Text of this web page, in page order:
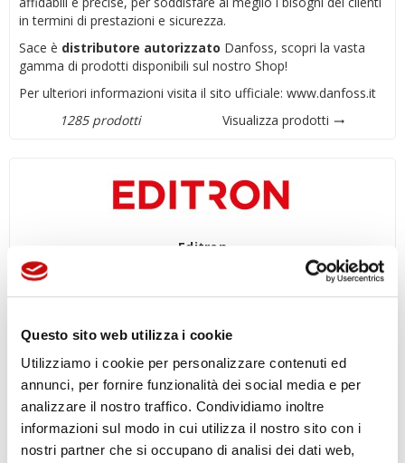
Questo sito web utilizza i cookie
Utilizziamo i cookie per personalizzare contenuti ed
annunci, per fornire funzionalità dei social media e per
analizzare il nostro traffico. Condividiamo inoltre
informazioni sul modo in cui utilizza il nostro sito con i
nostri partner che si occupano di analisi dei dati web,
in termini di prestazioni e sicurezza.
Sace è distributore autorizzato Danfoss, scopri la vasta
gamma di prodotti disponibili sul nostro Shop!
Per ulteriori informazioni visita il sito ufficiale: www.danfoss.it
1285 prodotti
Visualizza prodotti trending_flat
Editron
Visualizza prodottitrending_flat
Impro Fluidtek
22 prodotti
Visualizza prodotti